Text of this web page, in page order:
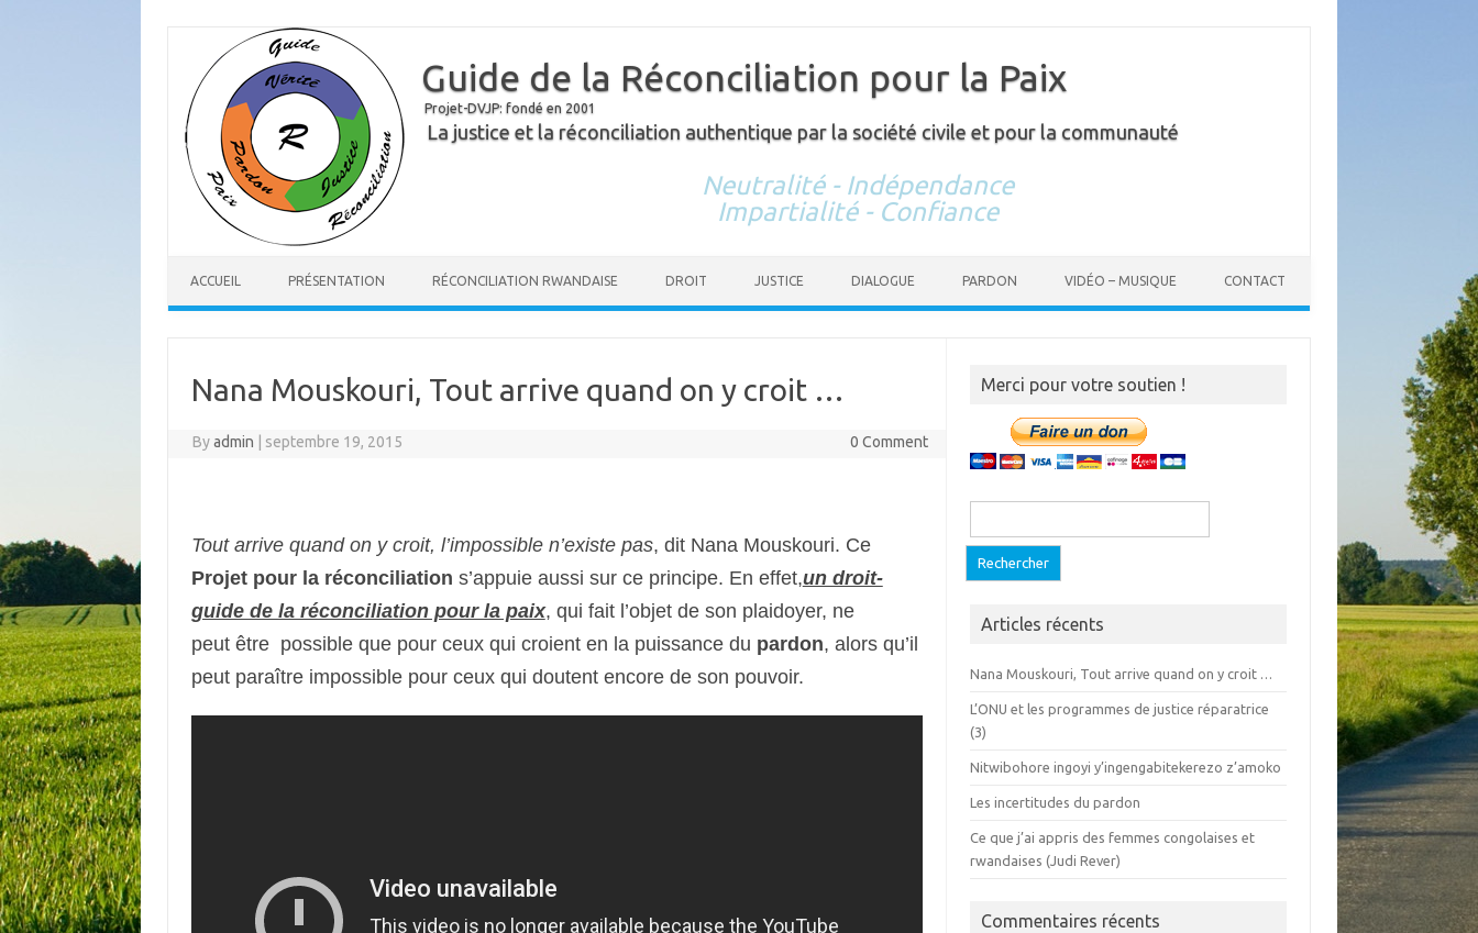
Guide de la Réconciliation pour la Paix
Projet-DVJP: fondé en 2001
La justice et la réconciliation authentique par la société civile et pour la communauté
Neutralité - Indépendance
Impartialité - Confiance
ACCUEIL PRÉSENTATION RÉCONCILIATION RWANDAISE DROIT JUSTICE DIALOGUE PARDON VIDÉO – MUSIQUE CONTACT
Nana Mouskouri, Tout arrive quand on y croit …
Byadmin septembre 19, 2015 0 Comment
Tout arrive quand on y croit, l’impossible n’existe pas, dit Nana Mouskouri. Ce
Projet pour la réconciliation s’appuie aussi sur ce principe. En effet,un droit-
guide de la réconciliation pour la paix, qui fait l’objet de son plaidoyer, ne
peut être possible que pour ceux qui croient en la puissance du pardon, alors qu’il
peut paraître impossible pour ceux qui doutent encore de son pouvoir.
Merci pour votre soutien !
Articles récents
Nana Mouskouri, Tout arrive quand on y croit …
L’ONU et les programmes de justice réparatrice
(3)
Nitwibohore ingoyi y’ingengabitekerezo z’amoko
Les incertitudes du pardon
Ce que j’ai appris des femmes congolaises et
rwandaises (Judi Rever)
Commentaires récents